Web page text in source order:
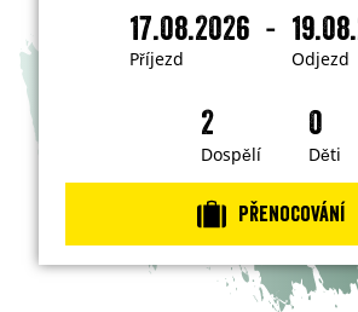
c
h
Příjezd
17.08.2026 -
Odjezd
P
O
Dospělí Děti
Přenocování